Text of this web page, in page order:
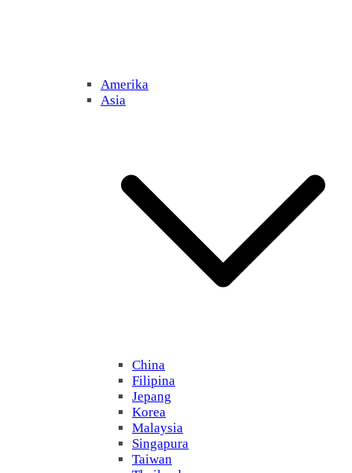
Amerika
Asia
China
Filipina
Jepang
Korea
Malaysia
Singapura
Taiwan